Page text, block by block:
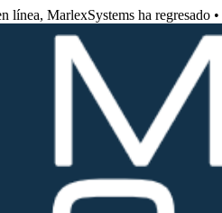
línea, MarlexSystems ha regresado •